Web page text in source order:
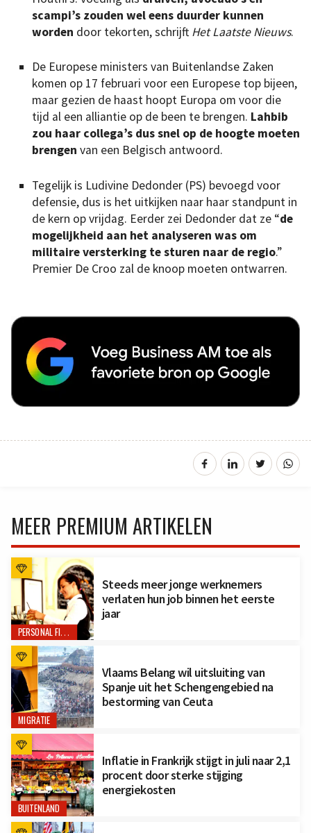
scampi’s zouden wel eens duurder kunnen
worden door tekorten, schrijft Het Laatste Nieuws.
De Europese ministers van Buitenlandse Zaken
komen op 17 februari voor een Europese top bijeen,
maar gezien de haast hoopt Europa om voor die
tijd al een alliantie op de been te brengen. Lahbib
zou haar collega’s dus snel op de hoogte moeten
brengen van een Belgisch antwoord.
Tegelijk is Ludivine Dedonder (PS) bevoegd voor
defensie, dus is het uitkijken naar haar standpunt in
de kern op vrijdag. Eerder zei Dedonder dat ze “de
mogelijkheid aan het analyseren was om
militaire versterking te sturen naar de regio.”
Premier De Croo zal de knoop moeten ontwarren.
MEER PREMIUM ARTIKELEN
PERSONAL FINANCE
Steeds meer jonge werknemers
verlaten hun job binnen het eerste
jaar
MIGRATIE
Vlaams Belang wil uitsluiting van
Spanje uit het Schengengebied na
bestorming van Ceuta
BUITENLAND
Inflatie in Frankrijk stijgt in juli naar 2,1
procent door sterke stijging
energiekosten